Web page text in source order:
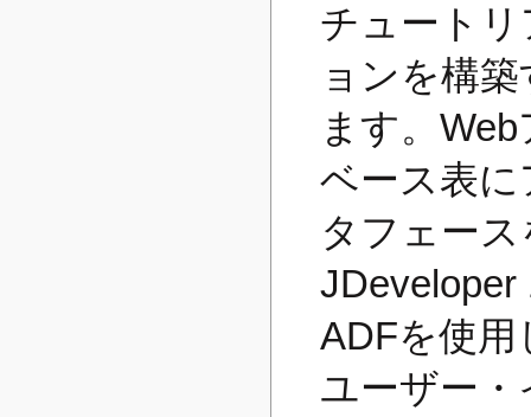
チュート
ョンを構
ます。
ベース表
タフェー
JDeveloper
ADFを使
ユーザー